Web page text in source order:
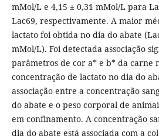
mMol/L e 4,15 ± 0,31 mMol/L para
Lac69, respectivamente. A maior
lactato foi obtida no dia do abate
mMol/L). Foi detectada associação
parâmetros de cor a* e b* da carne
concentração de lactato no dia do
associação entre a concentração
do abate e o peso corporal de
em confinamento. A concentração
dia do abate está associada com a